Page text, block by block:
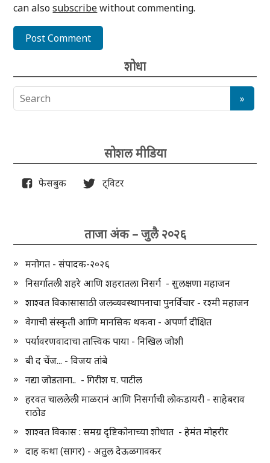
can alsosubscribewithout commenting.
शोधा
सोशल मीडिया
फेसबुक ट्विटर
ताजा अंक – जुलै २०२६
मनोगत - संपादक-२०२६
निसर्गातली शहरे आणि शहरातला निसर्ग - सुलक्षणा महाजन
शाश्वत विकासासाठी जलव्यवस्थापनाचा पुनर्विचार - रश्मी महाजन
वेगाची संस्कृती आणि मानसिक थकवा - अपर्णा दीक्षित
पर्यावरणवादाचा तात्त्विक पाया - निखिल जोशी
बी द चेंज... - विजय तांबे
नद्या जोडताना.. - गिरीश घ. पाटील
हरवत चाललेली माळरानं आणि निसर्गाची लोकडायरी - साहेबराव
राठोड
शाश्वत विकास : समग्र दृष्टिकोनाच्या शोधात - हेमंत मोहरीर
दाह कथा (सागर) - अतुल देऊळगावकर